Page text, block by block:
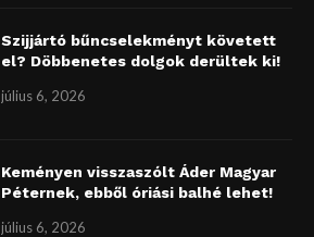
Szijjártó bűncselekményt követett
el? Döbbenetes dolgok derültek ki!
július 6, 2026
Keményen visszaszólt Áder Magyar
Péternek, ebből óriási balhé lehet!
július 6, 2026